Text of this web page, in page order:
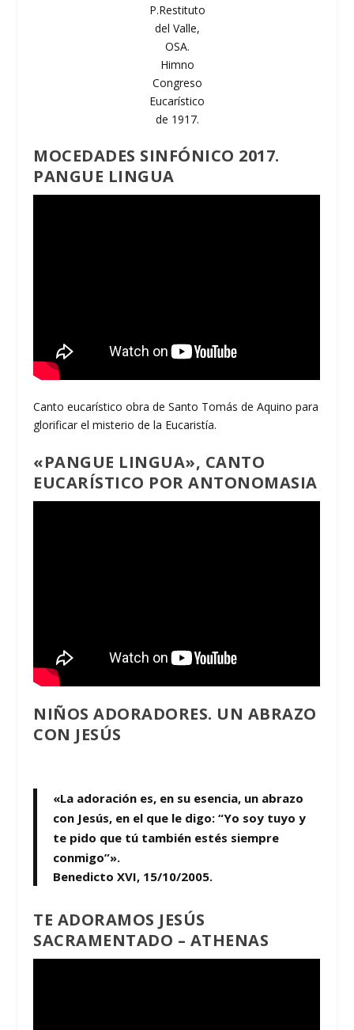
P.Restituto
del Valle,
OSA.
Himno
Congreso
Eucarístico
de 1917.
MOCEDADES SINFÓNICO 2017.
PANGUE LINGUA
Canto eucarístico obra de Santo Tomás de Aquino para
glorificar el misterio de la Eucaristía.
«PANGUE LINGUA», CANTO
EUCARÍSTICO POR ANTONOMASIA
NIÑOS ADORADORES. UN ABRAZO
CON JESÚS
«La adoración es, en su esencia, un abrazo
con Jesús, en el que le digo: “Yo soy tuyo y
te pido que tú también estés siempre
conmigo”».
Benedicto XVI, 15/10/2005.
TE ADORAMOS JESÚS
SACRAMENTADO – ATHENAS